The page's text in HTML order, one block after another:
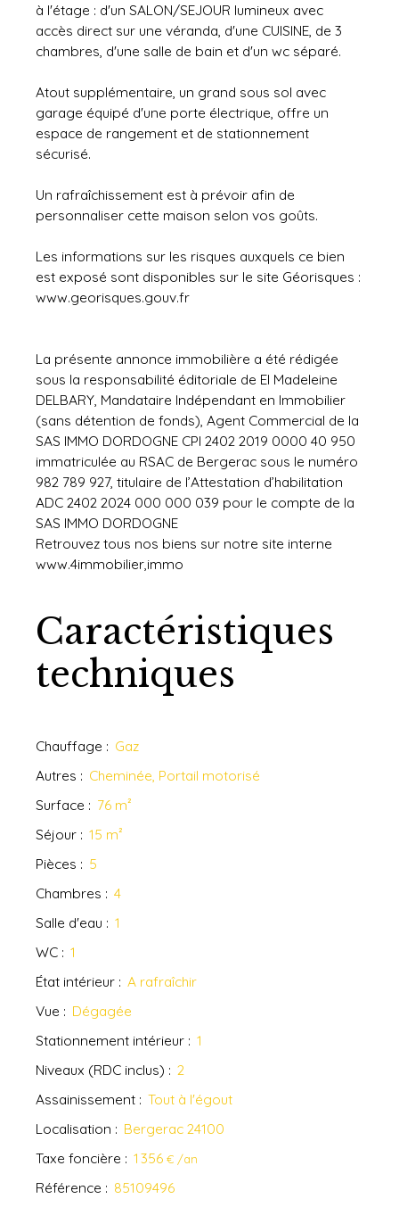
à l'étage : d'un SALON/SEJOUR lumineux avec
accès direct sur une véranda, d'une CUISINE, de 3
chambres, d'une salle de bain et d'un wc séparé.
Atout supplémentaire, un grand sous sol avec
garage équipé d'une porte électrique, offre un
espace de rangement et de stationnement
sécurisé.
Un rafraîchissement est à prévoir afin de
personnaliser cette maison selon vos goûts.
Les informations sur les risques auxquels ce bien
est exposé sont disponibles sur le site Géorisques :
www.georisques.gouv.fr
La présente annonce immobilière a été rédigée
sous la responsabilité éditoriale de EI Madeleine
DELBARY, Mandataire Indépendant en Immobilier
(sans détention de fonds), Agent Commercial de la
SAS IMMO DORDOGNE CPI 2402 2019 0000 40 950
immatriculée au RSAC de Bergerac sous le numéro
982 789 927, titulaire de l’Attestation d’habilitation
ADC 2402 2024 000 000 039 pour le compte de la
SAS IMMO DORDOGNE
Retrouvez tous nos biens sur notre site interne
www.4immobilier,immo
Caractéristiques
techniques
Chauffage : Gaz
Autres : Cheminée, Portail motorisé
Surface : 76 m²
Séjour : 15 m²
Pièces : 5
Chambres : 4
Salle d'eau : 1
WC : 1
État intérieur : A rafraîchir
Vue : Dégagée
Stationnement intérieur : 1
Niveaux (RDC inclus) : 2
Assainissement : Tout à l'égout
Localisation : Bergerac 24100
Taxe foncière : 1 356 € /an
Référence : 85109496